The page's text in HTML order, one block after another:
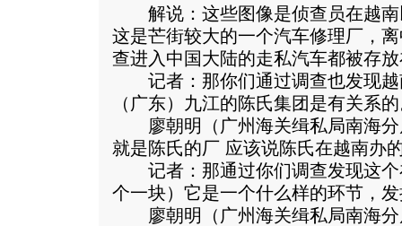
解说：这些图像是侦查员在越南
这是芒街较大的一个汽车修理厂，
查进入中国大陆的走私汽车都被存
记者：那你们通过调查也发现越
（广东）九江的陈氏集团是有关系
廖朝明（广州海关缉私局南海分
就是陈氏的厂 应该说陈氏在越南办
记者：那通过你们调查发现这个
个一块）它是一个什么样的环节，
廖朝明（广州海关缉私局南海分